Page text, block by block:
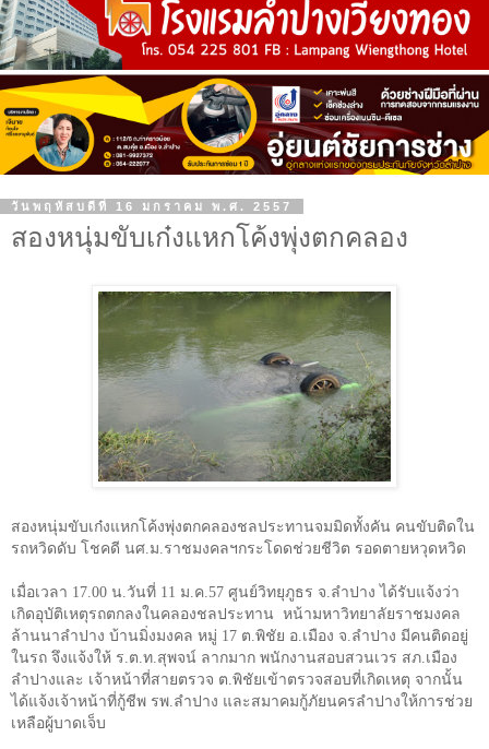
วันพฤหัสบดีที่ 16 มกราคม พ.ศ. 2557
สองหนุ่มขับเก๋งแหกโค้งพุ่งตกคลอง
สองหนุ่มขับเก๋งแหกโค้งพุ่งตกคลองชลประทานจมมิดทั้งคัน คนขับติดใน
รถหวิดดับ โชคดี นศ.ม.ราชมงคลฯกระโดดช่วยชีวิต รอดตายหวุดหวิด
เมื่อเวลา 17.00 น.วันที่ 11 ม.ค. 57 ศูนย์วิทยุภูธร จ.ลำปาง ได้รับแจ้งว่า
เกิดอุบัติเหตุรถตกลงในคลองชลประทาน หน้ามหาวิทยาลัยราชมงคล
ล้านนาลำปาง บ้านมิ่งมงคล หมู่ 17 ต.พิชัย อ.เมือง จ.ลำปาง มีคนติดอยู่
ในรถ จึงแจ้งให้ ร.ต.ท.สุพจน์ ลากมาก พนักงานสอบสวนเวร สภ.เมือง
ลำปางและ เจ้าหน้าที่สายตรวจ ต.พิชัยเข้าตรวจสอบที่เกิดเหตุ จากนั้น
ได้แจ้งเจ้าหน้าที่กู้ชีพ รพ.ลำปาง และสมาคมกู้ภัยนครลำปางให้การช่วย
เหลือผู้บาดเจ็บ